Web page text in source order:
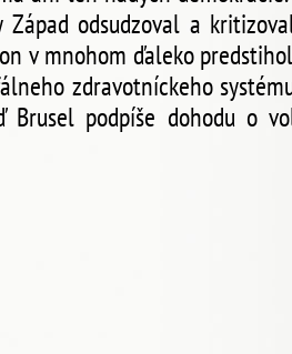
odsudzoval a
v mnohom ďaleko
zdravotníckeho
podpíše dohodu o